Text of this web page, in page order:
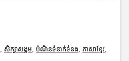
, សិក្សាសង្គម, បំណិនទំនាក់ទំនង, ភាសាខ្មែរ,